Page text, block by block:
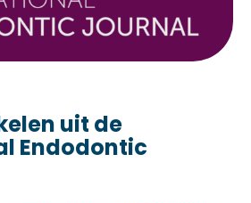
uit de
Endodontic